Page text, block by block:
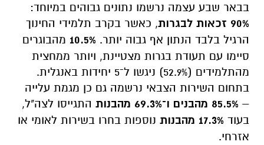
בבאר שבע עצמה נרשמו נתונים גבוהים במיוחד:
90% זכאות לבגרות
, כאשר בקרב תלמידי החינוך
הרגיל בלבד הנתון אף גבוה יותר. 10.5% מהבוגרים
סיימו עם תעודת בגרות מצטיינת, ויותר ממחצית
מהתלמידים (52.9%) ניגשו ל־5 יחידות באנגלית.
בתחום השירות הצבאי נרשמה גם כן מגמת עלייה
– 85.5% מהבנים ו־69.3% מהבנות
התגייסו לצה"ל,
בעוד 17.3% מהבנות
נוספות בחרו בשירות לאומי או
אזרחי.